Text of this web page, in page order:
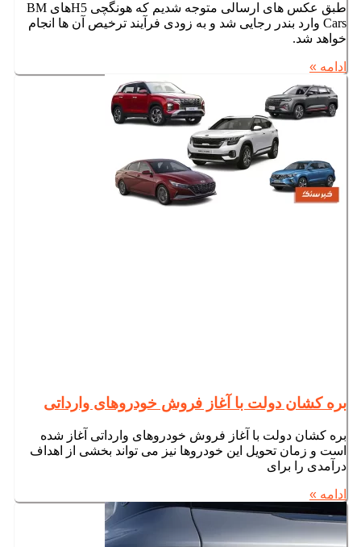
طبق عکس های ارسالی متوجه شدیم که هونگچی H5های BM
Cars وارد بندر رجایی شد و به زودی فرآیند ترخیص آن ها انجام
خواهد شد.
ادامه »
بره کشان دولت با آغاز فروش خودروهای وارداتی
بره کشان دولت با آغاز فروش خودروهای وارداتی آغاز شده
است و زمان تحویل این خودروها نیز می تواند بخشی از اهداف
درآمدی را برای
ادامه »